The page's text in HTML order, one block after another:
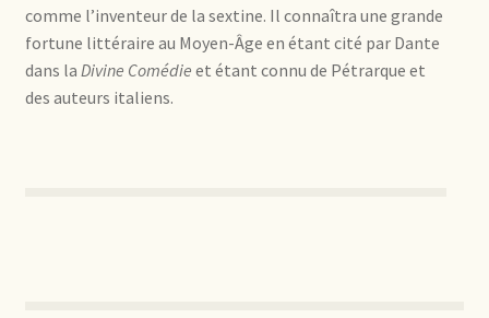
comme l’inventeur de la sextine. Il connaîtra une grande
fortune littéraire au Moyen-Âge en étant cité par Dante
dans la Divine Comédie et étant connu de Pétrarque et
des auteurs italiens.